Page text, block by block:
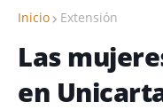
Inicio Extensión
Las
en